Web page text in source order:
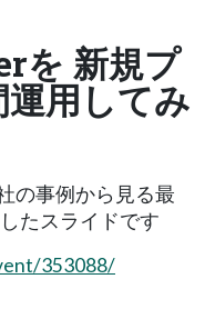
を 新規プ
運用してみ
の事例から見る最
たスライドです
353088/